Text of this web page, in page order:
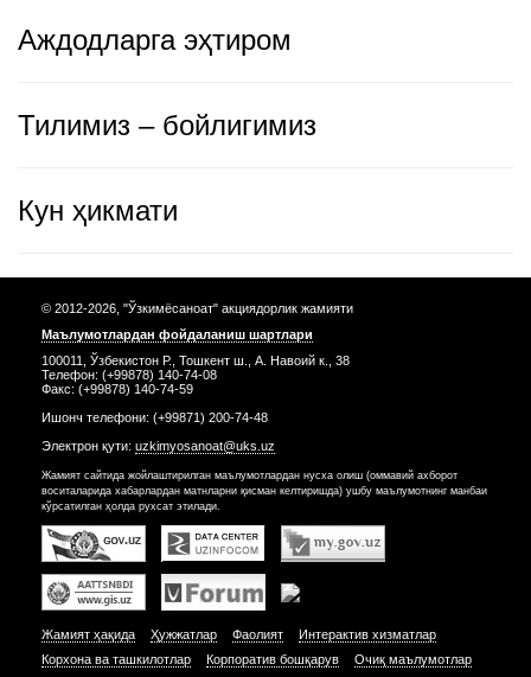
Аждодларга эҳтиром
Тилимиз – бойлигимиз
Кун ҳикмати
© 2012-2026, "Ўзкимёсаноат" акциядорлик жамияти
Маълумотлардан фойдаланиш шартлари
100011, Ўзбекистон Р., Тошкент ш., А. Навоий к., 38
Телефон: (+99878) 140-74-08
Факс: (+99878) 140-74-59
Ишонч телефони: (+99871) 200-74-48
Электрон қути: uzkimyosanoat@uks.uz
Жамият сайтида жойлаштирилган маълумотлардан нусха олиш (оммавий ахборот
воситаларида хабарлардан матнларни қисман келтиришда) ушбу маълумотнинг манбаи
кўрсатилган ҳолда рухсат этилади.
Жамият ҳақида Ҳужжатлар Фаолият
Интерактив хизматлар
Корхона ва ташкилотлар
Корпоратив бошқарув Очиқ маълумотлар